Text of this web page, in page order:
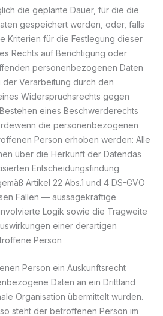
die geplante Dauer, für die die
gespeichert werden, oder, falls
Kriterien für die Festlegung dieser
Rechts auf Berichtigung oder
personenbezogenen Daten
der Verarbeitung durch den
Widerspruchsrechts gegen
eines Beschwerderechts
die personenbezogenen
Person erhoben werden: Alle
über die Herkunft der Datendas
Entscheidungsfindung
Artikel 22 Abs.1 und 4 DS-GVO
Fällen — aussagekräftige
Logik sowie die Tragweite
einer derartigen
Person
Person ein Auskunftsrecht
Daten an ein Drittland
Organisation übermittelt wurden.
steht der betroffenen Person im